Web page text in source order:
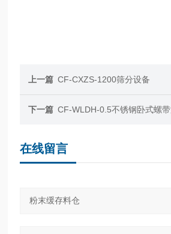
上一篇 CF-CXZS-1200筛分设备
下一篇 CF-WLDH-0.5不锈钢卧式螺
在线留言